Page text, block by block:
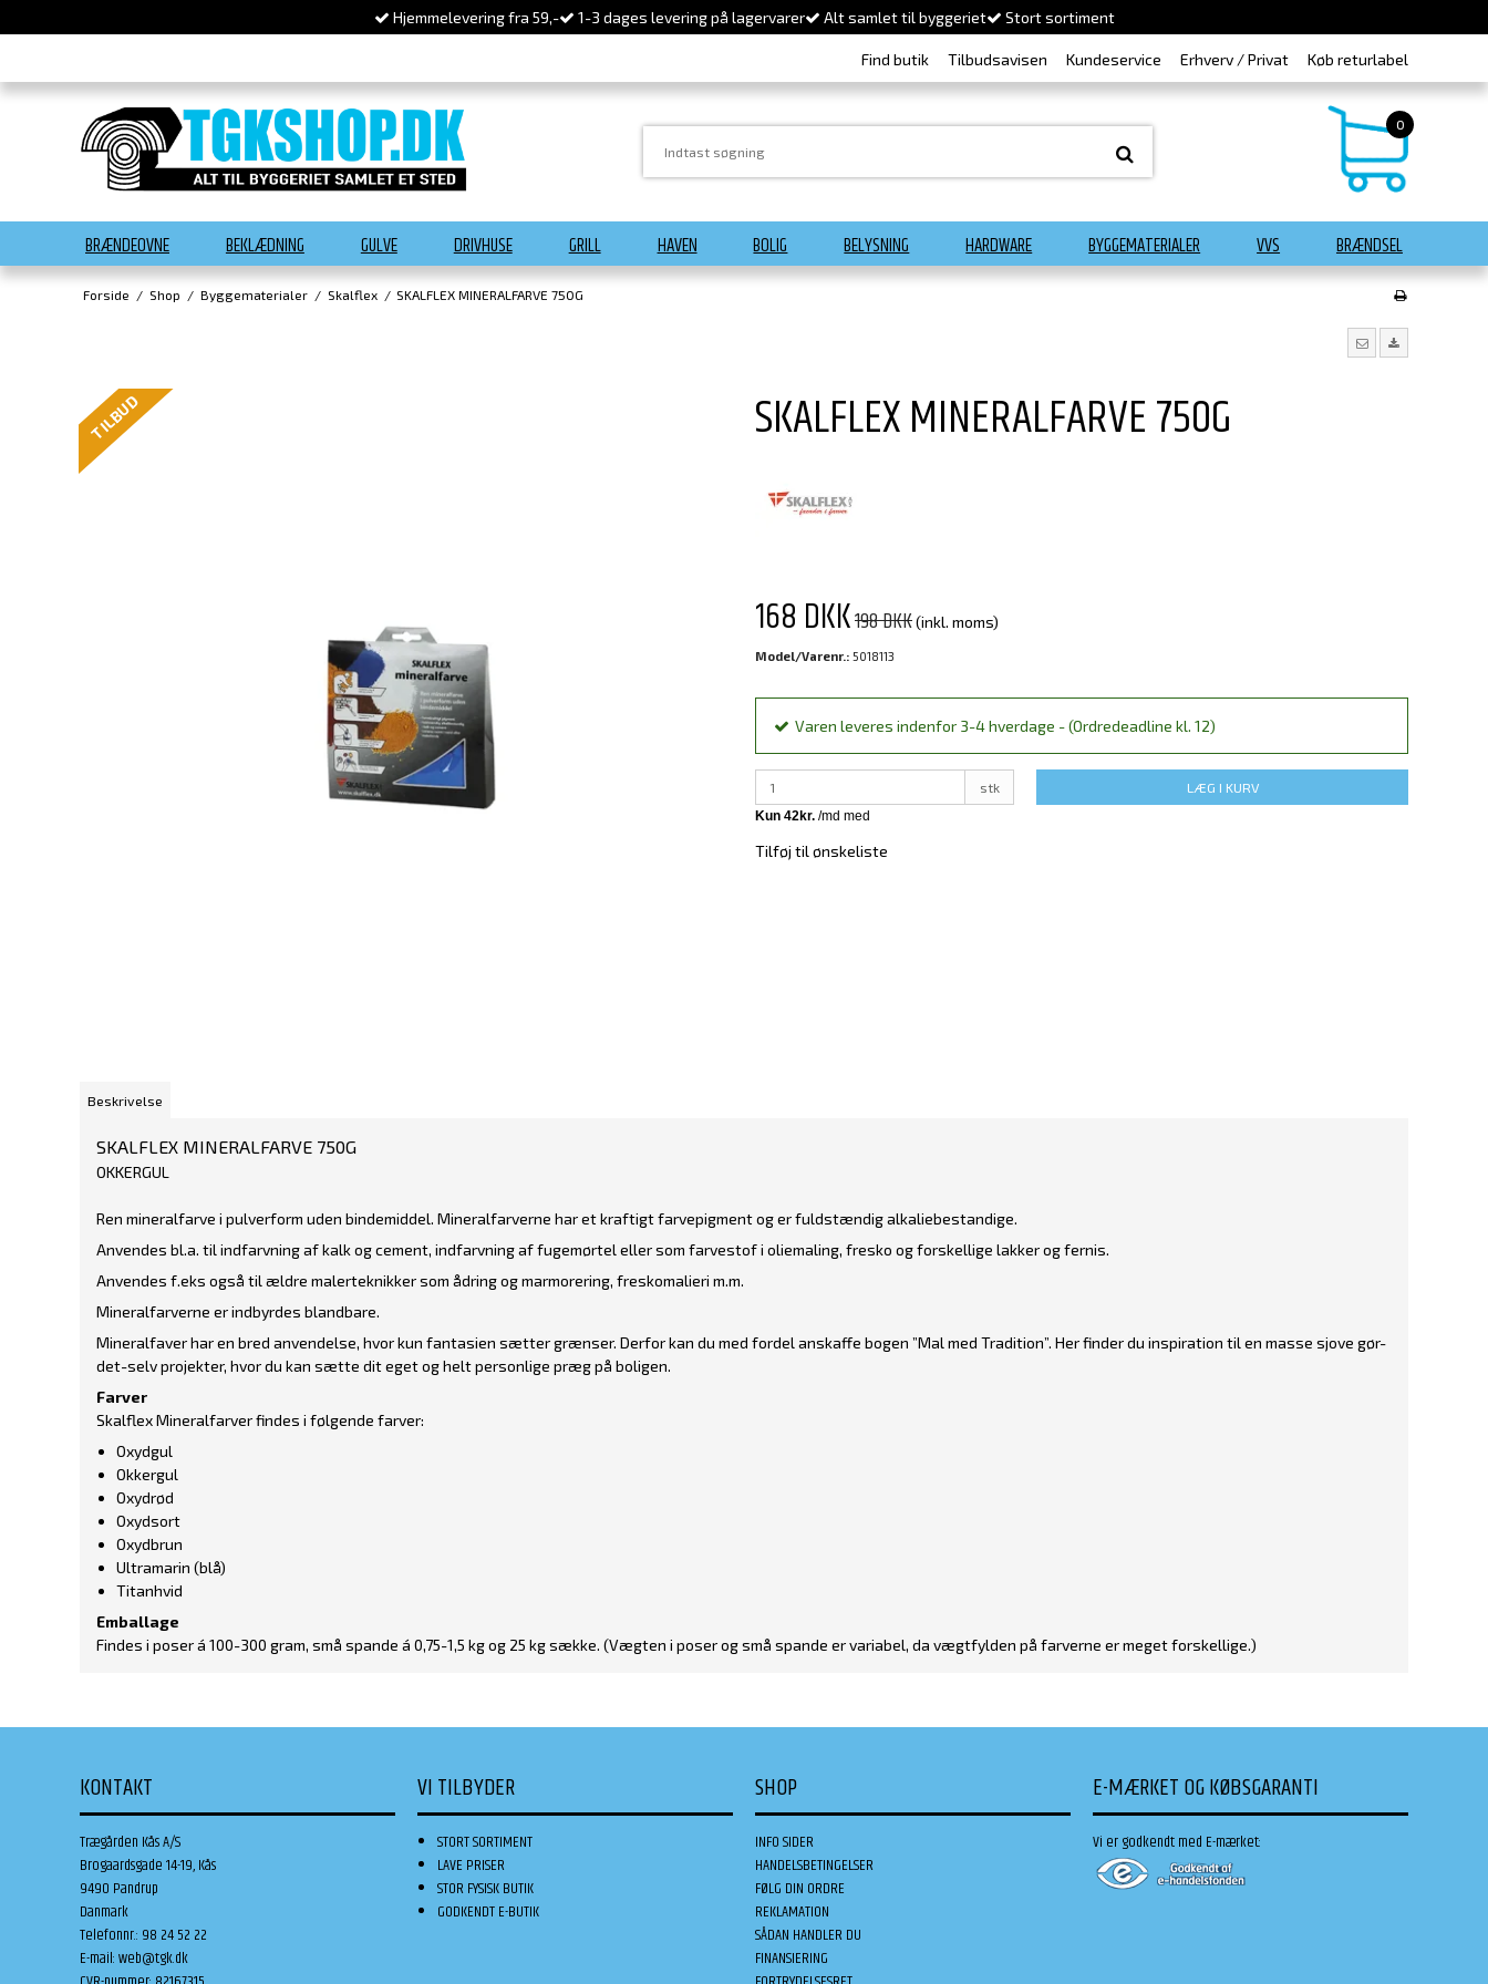
Hjemmelevering fra 59,- 1-3 dages levering på lagervarer Alt samlet til byggeriet Stort sortiment
Find butik Tilbudsavisen Kundeservice Erhverv / Privat Køb returlabel
0
BRÆNDEOVNE BEKLÆDNING GULVE DRIVHUSE GRILL HAVEN BOLIG BELYSNING HARDWARE BYGGEMATERIALER VVS BRÆNDSEL
Forside / Shop / Byggematerialer / Skalflex / SKALFLEX MINERALFARVE 750G
TILBUD SKALFLEX MINERALFARVE 750G
168 DKK198 DKK(inkl. moms)
Model/Varenr.: 5018113
Varen leveres indenfor 3-4 hverdage - (Ordredeadline kl. 12)
stk LÆG I KURV
Tilføj til ønskeliste
Beskrivelse
SKALFLEX MINERALFARVE 750G
OKKERGUL
Ren mineralfarve i pulverform uden bindemiddel. Mineralfarverne har et kraftigt farvepigment og er fuldstændig alkaliebestandige.
Anvendes bl.a. til indfarvning af kalk og cement, indfarvning af fugemørtel eller som farvestof i oliemaling, fresko og forskellige lakker og fernis.
Anvendes f.eks også til ældre malerteknikker som ådring og marmorering, freskomalieri m.m.
Mineralfarverne er indbyrdes blandbare.
Mineralfaver har en bred anvendelse, hvor kun fantasien sætter grænser. Derfor kan du med fordel anskaffe bogen ”Mal med Tradition”. Her finder du inspiration til en masse sjove gør-
det-selv projekter, hvor du kan sætte dit eget og helt personlige præg på boligen.
Farver
Skalflex Mineralfarver findes i følgende farver:
Oxydgul
Okkergul
Oxydrød
Oxydsort
Oxydbrun
Ultramarin (blå)
Titanhvid
Emballage
Findes i poser á 100-300 gram, små spande á 0,75-1,5 kg og 25 kg sække. (Vægten i poser og små spande er variabel, da vægtfylden på farverne er meget forskellige.)
KONTAKT
Trægården Kås A/S
Brogaardsgade 14-19, Kås
9490 Pandrup
Danmark
Telefonnr.: 98 24 52 22
E-mail:web@tgk.dk
VI TILBYDER
STORT SORTIMENT
LAVE PRISER
STOR FYSISK BUTIK
GODKENDT E-BUTIK
SHOP
INFO SIDER
HANDELSBETINGELSER
FØLG DIN ORDRE
REKLAMATION
SÅDAN HANDLER DU
FINANSIERING
E-MÆRKET OG KØBSGARANTI
Vi er godkendt med E-mærket: